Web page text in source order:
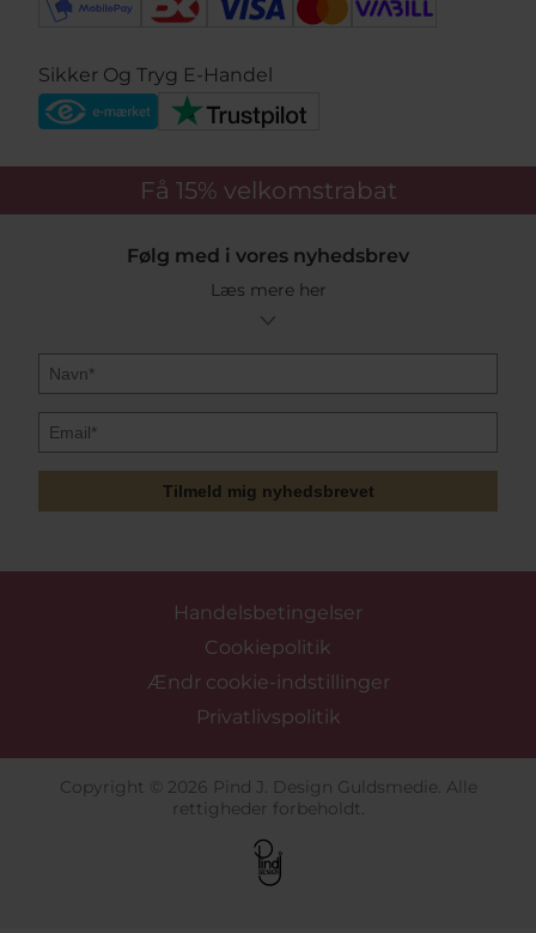
Sikker Og Tryg E-Handel
Få 15% velkomstrabat
Følg med i vores nyhedsbrev
Læs mere her
Tilmeld mig nyhedsbrevet
Handelsbetingelser
Cookiepolitik
Ændr cookie-indstillinger
Privatlivspolitik
Copyright © 2026 Pind J. Design Guldsmedie. Alle
rettigheder forbeholdt.